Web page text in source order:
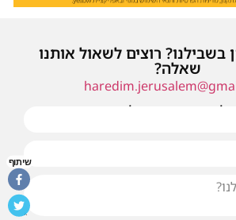
בשבילנו? רוצים לשאול אותנו
שאלה?
אלינו פנייה ונחזור אליכם בהקדם
שיתוף